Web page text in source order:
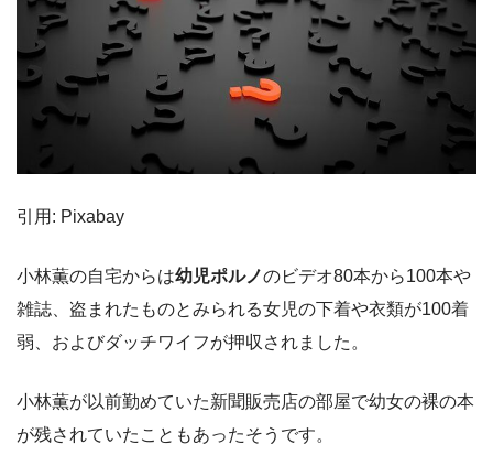
引用: Pixabay
小林薫の自宅からは幼児ポルノのビデオ80本から100本や
雑誌、盗まれたものとみられる女児の下着や衣類が100着
弱、およびダッチワイフが押収されました。
小林薫が以前勤めていた新聞販売店の部屋で幼女の裸の本
が残されていたこともあったそうです。